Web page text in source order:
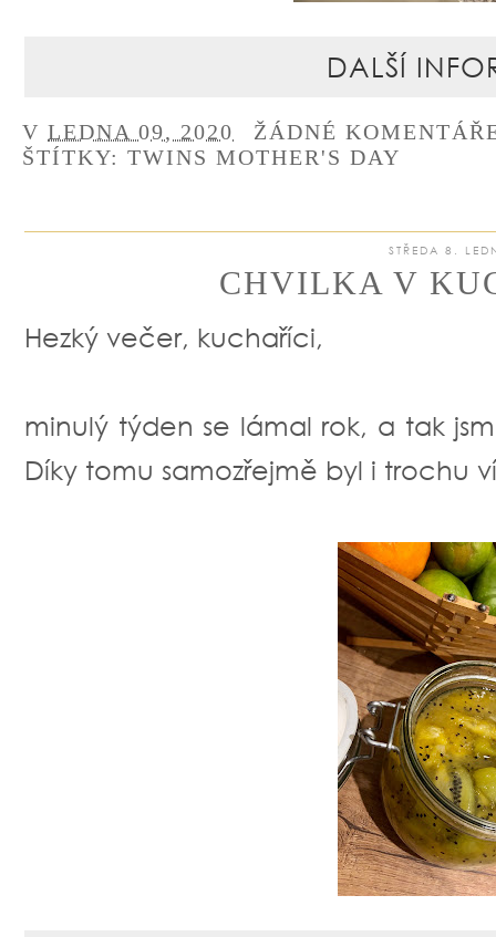
DALŠÍ
V LEDNA 09, 2020
ŽÁDNÉ
ŠTÍTKY: TWINS MOTHER'S DAY
STŘEDA 8.
CHVILKA V
Hezký večer, kuchaříci,
minulý týden se lámal rok, a tak
Díky tomu samozřejmě byl i trochu